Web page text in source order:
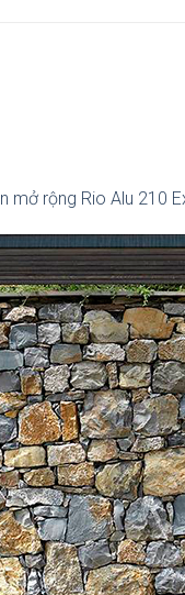
mở rộng Rio Alu 210